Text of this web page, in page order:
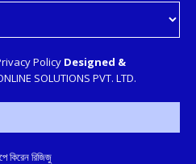
Policy Designed &
SOLUTIONS PVT. LTD.
কিরেন রিজিজু